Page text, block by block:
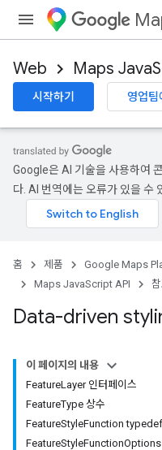
Web Maps
시작하기 영업팀
Google은 AI 기술을 사용하여
다. AI 번역에는 오류가 있을 수
홈 제품 Google Maps
Maps JavaScript API
Data-driven
이 페이지의 내용
FeatureLayer 인터페이스
FeatureType 상수
FeatureStyleFunction typedef
FeatureStyleFunctionOptions